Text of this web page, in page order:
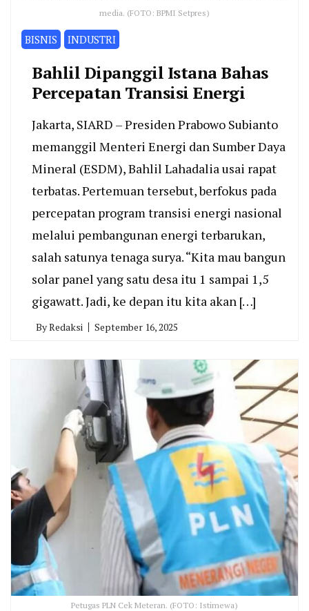
media. (FOTO: BPMI Setpres)
BISNIS INDUSTRI
Bahlil Dipanggil Istana Bahas
Percepatan Transisi Energi
Jakarta, SIARD – Presiden Prabowo Subianto
memanggil Menteri Energi dan Sumber Daya
Mineral (ESDM), Bahlil Lahadalia usai rapat
terbatas. Pertemuan tersebut, berfokus pada
percepatan program transisi energi nasional
melalui pembangunan energi terbarukan,
salah satunya tenaga surya. “Kita mau bangun
solar panel yang satu desa itu 1 sampai 1,5
gigawatt. Jadi, ke depan itu kita akan […]
ByRedaksi September 16, 2025
Petugas PLN Cek Meteran. (FOTO: Istimewa)